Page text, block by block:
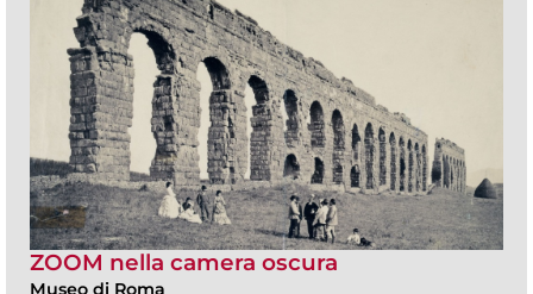
ZOOM nella camera oscura
Museo di Roma